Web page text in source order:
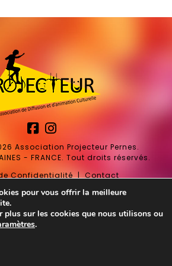
Association Projecteur Pernes.
- FRANCE. Tout droits réservés.
Confidentialité | Contact
pour vous offrir la meilleure
plus sur les cookies que nous utilisons ou
.